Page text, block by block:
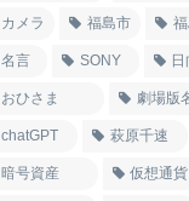
カメラ 福島市
名言 SONY
おひさま 劇場版
chatGPT 萩原千速
暗号資産 仮想通貨